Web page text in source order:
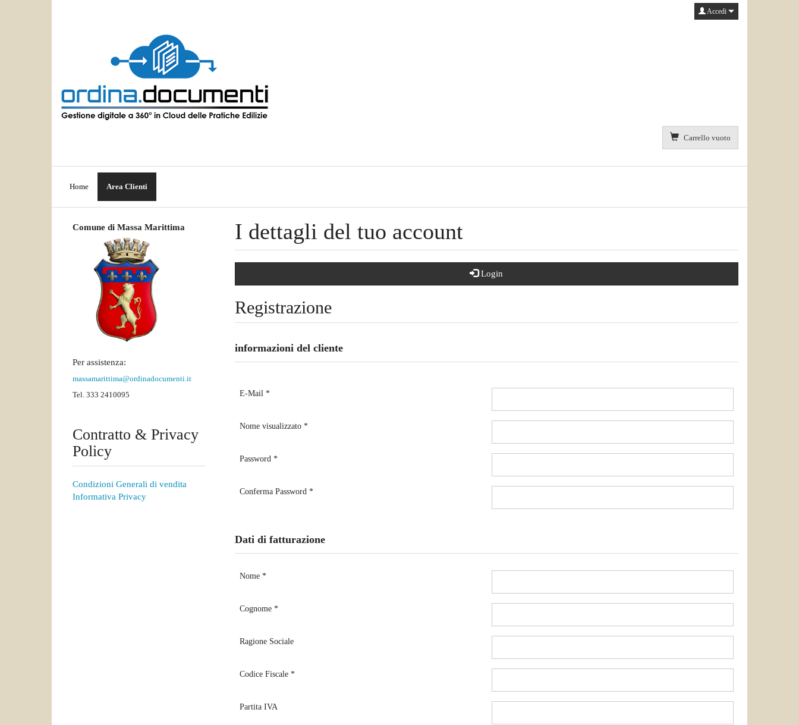
Accedi
Carrello vuoto
Home Area Clienti
I dettagli del tuo account
Login
Registrazione
informazioni del cliente
E-Mail *
Nome visualizzato *
Password *
Conferma Password *
Dati di fatturazione
Nome *
Cognome *
Ragione Sociale
Codice Fiscale *
Partita IVA
Comune di Massa Marittima
Per assistenza:
massamarittima@ordinadocumenti.it
Tel. 333 2410095
Contratto & Privacy
Policy
Condizioni Generali di vendita
Informativa Privacy